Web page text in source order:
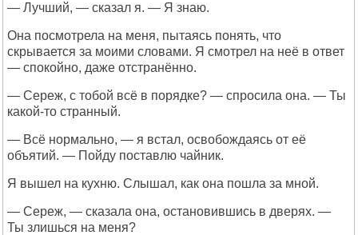
— Лучший, — сказал я. — Я знаю.
Она посмотрела на меня, пытаясь понять, что
скрывается за моими словами. Я смотрел на неё в ответ
— спокойно, даже отстранённо.
— Сереж, с тобой всё в порядке? — спросила она. — Ты
какой-то странный.
— Всё нормально, — я встал, освобождаясь от её
объятий. — Пойду поставлю чайник.
Я вышел на кухню. Слышал, как она пошла за мной.
— Сереж, — сказала она, остановившись в дверях. —
Ты злишься на меня?